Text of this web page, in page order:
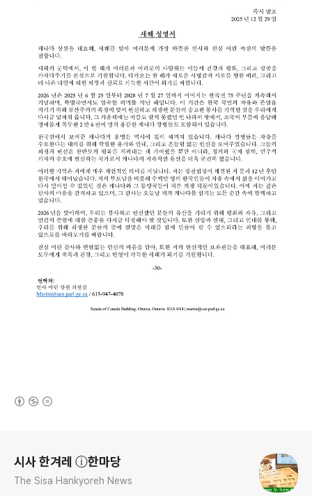
시사 한겨레 ⓘ한마당
The Sisa Hankyoreh News